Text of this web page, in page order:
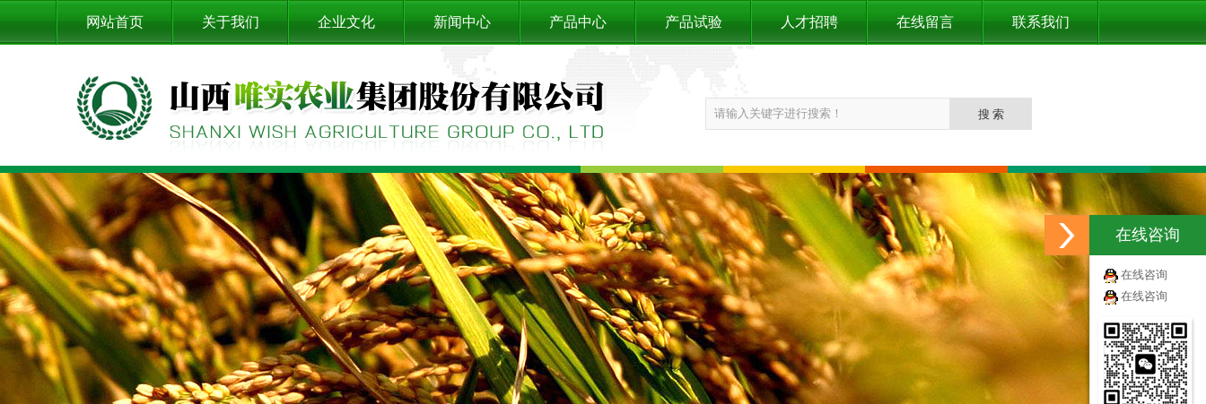
网站首页 关于我们 企业文化 新闻中心 产品中心 产品试验 人才招聘 在线留言 联系我们
在线咨询
在线咨询
在线咨询